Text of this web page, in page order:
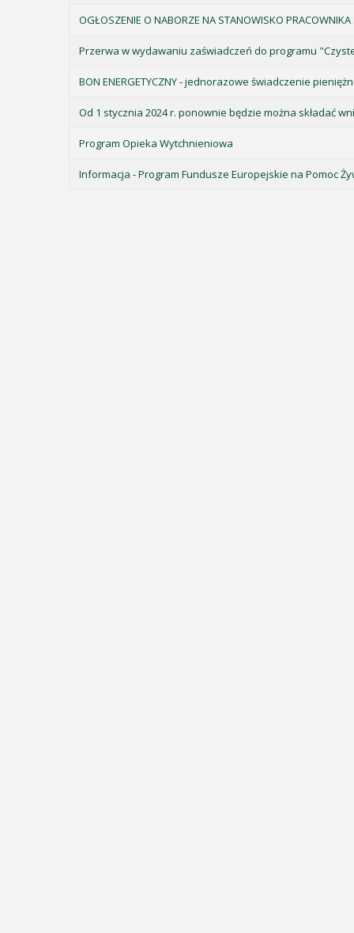
OGŁOSZENIE O NABORZE NA STANOWISKO PRACOWNIKA
Przerwa w wydawaniu zaświadczeń do programu
BON ENERGETYCZNY - jednorazowe świadczenie
Od 1 stycznia 2024 r. ponownie będzie można składać
Program Opieka Wytchnieniowa
Informacja - Program Fundusze Europejskie na Pomoc